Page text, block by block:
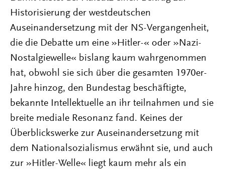
Historisierung der westdeutschen
Auseinandersetzung mit der NS-Vergangenheit,
die die Debatte um eine »Hitler-« oder »Nazi-
Nostalgiewelle« bislang kaum wahrgenommen
hat, obwohl sie sich über die gesamten 1970er-
Jahre hinzog, den Bundestag beschäftigte,
bekannte Intellektuelle an ihr teilnahmen und sie
breite mediale Resonanz fand. Keines der
Überblickswerke zur Auseinandersetzung mit
dem Nationalsozialismus erwähnt sie, und auch
zur »Hitler-Welle« liegt kaum mehr als ein